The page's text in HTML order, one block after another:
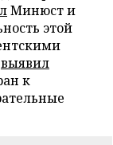
Минюст и
этой
выявил
к